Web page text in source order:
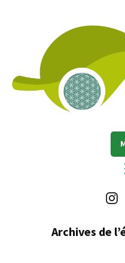
Redeviens-toi
Archives de